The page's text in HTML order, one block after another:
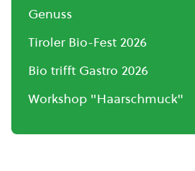
Genuss
Tiroler Bio-Fest 2026
Bio trifft Gastro 2026
Workshop "Haarschmuck"